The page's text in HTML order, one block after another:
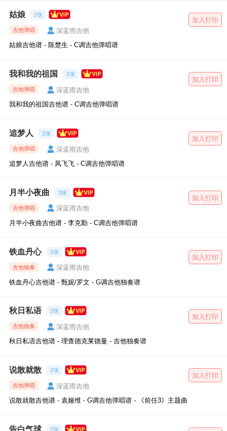
姑娘 2张
吉他弹唱
深蓝雨吉他
姑娘吉他谱 - 陈楚生 - C调吉他弹唱谱
加入打印
我和我的祖国 2张
吉他弹唱
深蓝雨吉他
我和我的祖国吉他谱 - C调吉他弹唱谱
加入打印
追梦人 2张
吉他弹唱
深蓝雨吉他
追梦人吉他谱 - 凤飞飞 - C调吉他弹唱谱
加入打印
月半小夜曲 3张
吉他弹唱
深蓝雨吉他
月半小夜曲吉他谱 - 李克勤 - C调吉他弹唱谱
加入打印
铁血丹心 2张
吉他独奏
深蓝雨吉他
铁血丹心吉他谱 - 甄妮/罗文 - G调吉他独奏谱
加入打印
秋日私语 2张
吉他独奏
深蓝雨吉他
秋日私语吉他谱 - 理查德克莱德曼 - 吉他独奏谱
加入打印
说散就散 2张
吉他弹唱
深蓝雨吉他
说散就散吉他谱 - 袁娅维 - G调吉他弹唱谱 - 《前任3》主题曲
加入打印
告白气球 2张